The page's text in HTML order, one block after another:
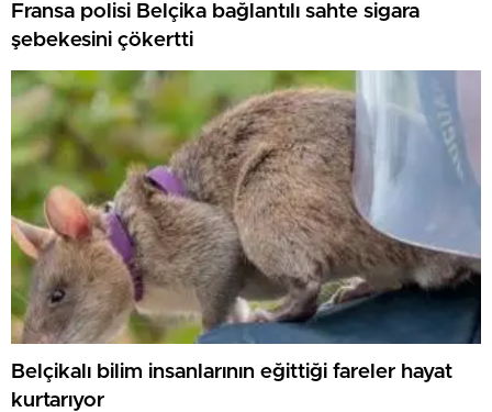
Fransa polisi Belçika bağlantılı sahte sigara
şebekesini çökertti
Belçikalı bilim insanlarının eğittiği fareler hayat
kurtarıyor